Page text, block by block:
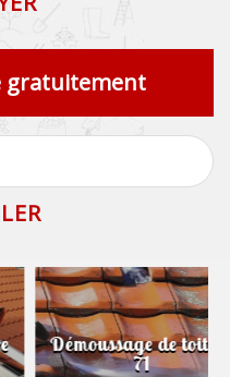
gratuitement
Démoussage de toiture
71